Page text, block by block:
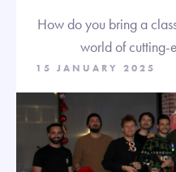
How do you bring a
world of cutting-
15 JANUARY 2025